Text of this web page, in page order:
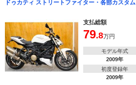
ドゥカティ ストリートファイター・各部カスタム
支払総額
79.8万円
モデル年式
2009年
初度登録年
2009年